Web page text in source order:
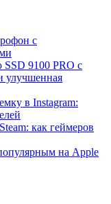
с
SSD 9100 PRO с
улучшенная
в Instagram:
как геймеров
на Apple